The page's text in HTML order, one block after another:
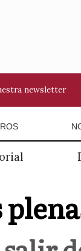
newsletter